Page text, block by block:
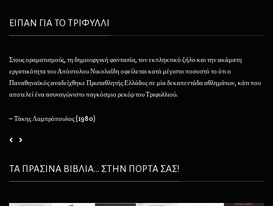
ΕΙΠΑΝ ΓΙΑ ΤΟ ΤΡΙΦΥΛΛΙ
Στους οραματισμούς, τη δημιουργική φαντασία, τον εκπληκτικό ζήλο και την ακάματη
εργατικότητα του Απόστολου Νικολαΐδη οφείλεται κατά μέγιστο ποσοστό το ότι ο
Παναθηναϊκός αναδείχθηκε Πρωταθλητής Ελλάδος σε μία δεκαπεντάδα αθλημάτων, κάτι που
αποτελεί ένα ασυναγώνιστο παγκόσμιο ρεκόρ του Τριφυλλιού.
– Τάκης Λαμπρόπουλος (1980)
ΤΑ ΠΡΑΣΙΝΑ ΒΙΒΛΙΑ... ΣΤΗΝ ΠΟΡΤΑ ΣΑΣ!